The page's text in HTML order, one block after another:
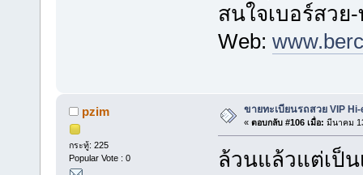
สนใจเบอร์สวย
Web:
pzim
กระทู้: 225
Popular Vote : 0
ขายทะเบียนรถสวย VIP
« ตอบกลับ #106 เมื่อ: มีนาคม
ล้วนแล้วแต่เป็น